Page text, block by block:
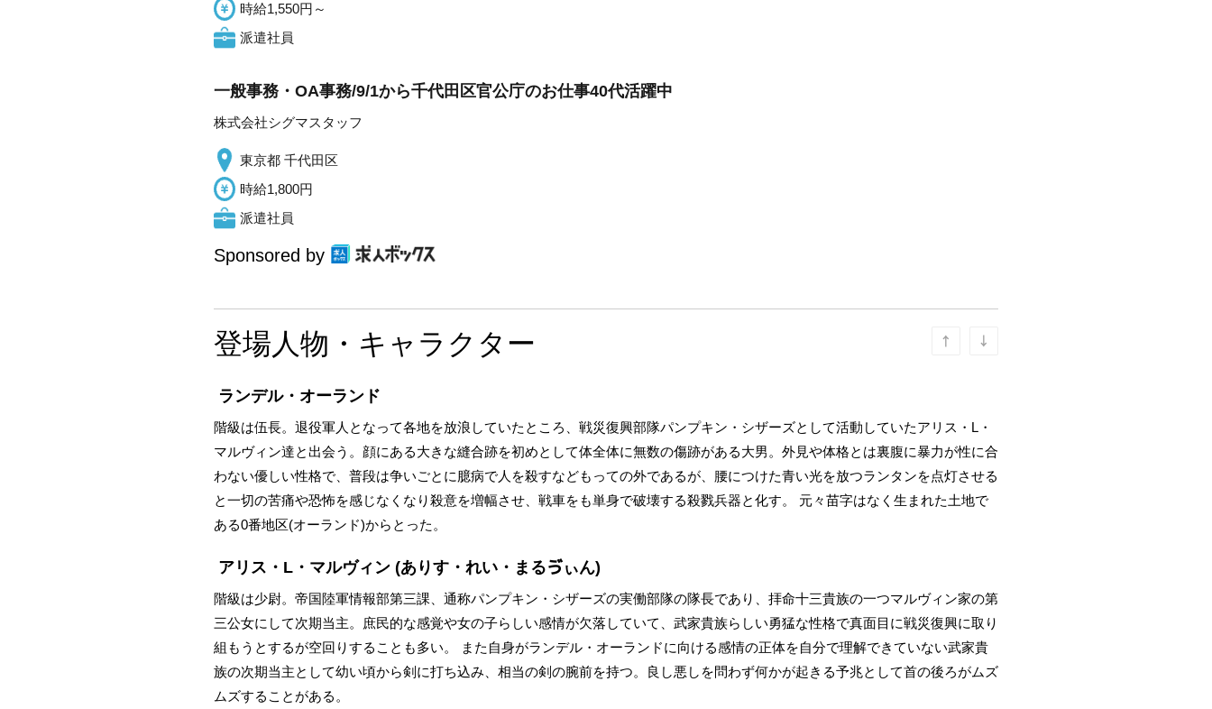
時給1,550円～
派遣社員
一般事務・OA事務/9/1から千代田区官公庁のお仕事40代活躍中
株式会社シグマスタッフ
東京都 千代田区
時給1,800円
派遣社員
Sponsored by
登場人物・キャラクター
ランデル・オーランド
階級は伍長。退役軍人となって各地を放浪していたところ、戦災復興部隊パンプキン・シザーズとして活動していたアリス・L・
マルヴィン達と出会う。顔にある大きな縫合跡を初めとして体全体に無数の傷跡がある大男。外見や体格とは裏腹に暴力が性に合
わない優しい性格で、普段は争いごとに臆病で人を殺すなどもっての外であるが、腰につけた青い光を放つランタンを点灯させる
と一切の苦痛や恐怖を感じなくなり殺意を増幅させ、戦車をも単身で破壊する殺戮兵器と化す。 元々苗字はなく生まれた土地で
ある0番地区(オーランド)からとった。
アリス・L・マルヴィン (ありす・れい・まるゔぃん)
階級は少尉。帝国陸軍情報部第三課、通称パンプキン・シザーズの実働部隊の隊長であり、拝命十三貴族の一つマルヴィン家の第
三公女にして次期当主。庶民的な感覚や女の子らしい感情が欠落していて、武家貴族らしい勇猛な性格で真面目に戦災復興に取り
組もうとするが空回りすることも多い。 また自身がランデル・オーランドに向ける感情の正体を自分で理解できていない武家貴
族の次期当主として幼い頃から剣に打ち込み、相当の剣の腕前を持つ。良し悪しを問わず何かが起きる予兆として首の後ろがムズ
ムズすることがある。